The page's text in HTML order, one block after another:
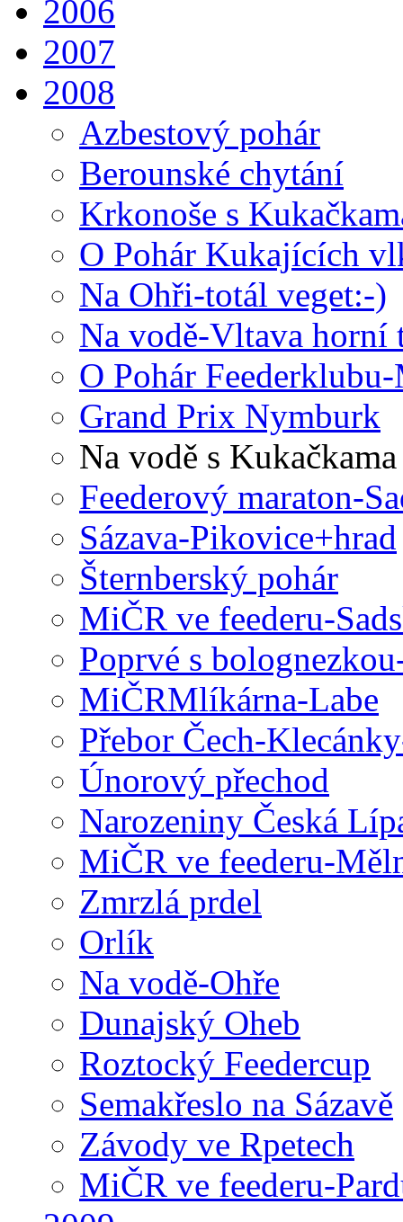
2006
2007
2008
Azbestový pohár
Berounské chytání
Krkonoše s
O Pohár Kukajících
Na Ohři-totál veget:-)
Na vodě-Vltava horní
O Pohár
Grand Prix Nymburk
Na vodě s Kukačkama
Feederový maraton-
Sázava-Pikovice+hrad
Šternberský pohár
MiČR ve feederu-
Poprvé s
MiČRMlíkárna-Labe
Přebor Čech-
Únorový přechod
Narozeniny Česká
MiČR ve feederu-
Zmrzlá prdel
Orlík
Na vodě-Ohře
Dunajský Oheb
Roztocký Feedercup
Semakřeslo na Sázavě
Závody ve Rpetech
MiČR ve feederu-